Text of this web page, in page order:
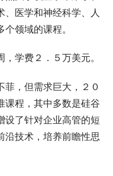
、医学和神经科学、人
领域的课程。
学费２．５万美元。
菲，但需求巨大，２０
课程，其中多数是硅谷
设了针对企业高管的短
沿技术，培养前瞻性思